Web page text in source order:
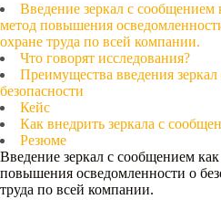
Введение зеркал с
метод повышения
охране труда по всей компании.
Что говорят исследования?
Преимущества введения
безопасности
Кейс
Как внедрить зеркала с
Резюме
Введение зеркал с сообщением
повышения осведомленности о
труда по всей компании.